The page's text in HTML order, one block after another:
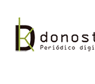
contenido